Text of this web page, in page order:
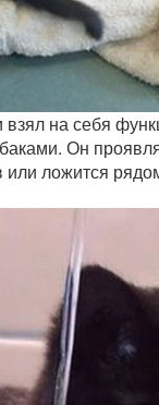
на себя
Он
или ложится